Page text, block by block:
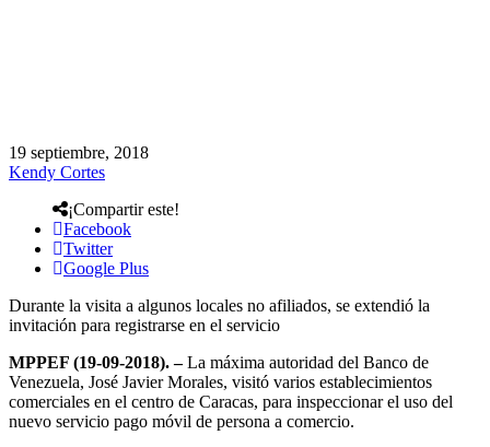
19 septiembre, 2018
Kendy Cortes
¡Compartir este!
Facebook
Twitter
Google Plus
Durante la visita a algunos locales no afiliados, se extendió la
invitación para registrarse en el servicio
MPPEF (19-09-2018). – La máxima autoridad del Banco de
Venezuela, José Javier Morales, visitó varios establecimientos
comerciales en el centro de Caracas, para inspeccionar el uso del
nuevo servicio pago móvil de persona a comercio.